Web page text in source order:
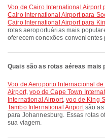
voo de Cairo International
Cairo International Airport para
Cairo International Airport para
rotas aeroportuárias mais
oferecem conexões convenientes
Quais são as rotas aéreas mais
voo de Aeroporto Internacional de Maputo para OR Tambo International
Airport,voo de Cape Town
International Airport,voo de King
Tambo International Airportsão as
para Johannesburg. Essas rotas
sua viagem.